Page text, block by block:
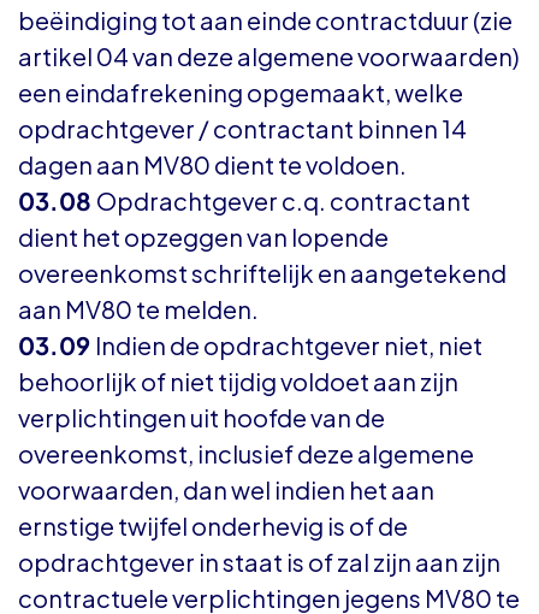
beëindiging tot aan einde contractduur (zie
artikel 04 van deze algemene voorwaarden)
een eindafrekening opgemaakt, welke
opdrachtgever / contractant binnen 14
dagen aan MV80 dient te voldoen.
03.08 Opdrachtgever c.q. contractant
dient het opzeggen van lopende
overeenkomst schriftelijk en aangetekend
aan MV80 te melden.
03.09 Indien de opdrachtgever niet, niet
behoorlijk of niet tijdig voldoet aan zijn
verplichtingen uit hoofde van de
overeenkomst, inclusief deze algemene
voorwaarden, dan wel indien het aan
ernstige twijfel onderhevig is of de
opdrachtgever in staat is of zal zijn aan zijn
contractuele verplichtingen jegens MV80 te